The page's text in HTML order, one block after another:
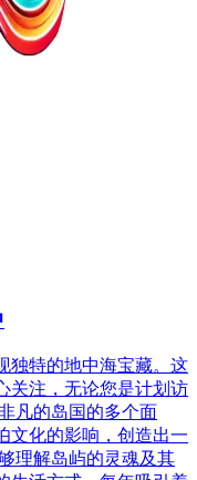
独特的地中海宝藏。这
关注，无论您是计划访
凡的岛国的多个面
文化的影响，创造出一
理解岛屿的灵魂及其